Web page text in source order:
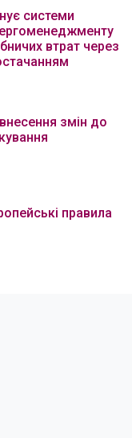
системи
втрат через
змін до
правила